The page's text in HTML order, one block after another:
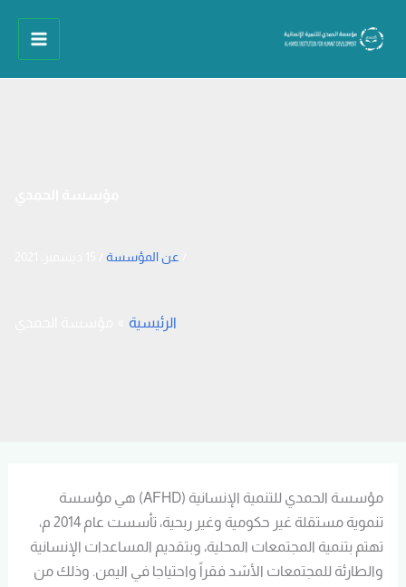
عن المؤسسة
الرئيسية
مؤسسة الحمدي للتنمية الإنسانية (AFHD) هي مؤسسة
تنموية مستقلة غير حكومية وغير ربحية، تأسست عام 2014 م،
تهتم بتنمية المجتمعات المحلية، وبتقديم المساعدات الإنسانية
والطارئة للمجتمعات الأشد فقراً واحتياجا في اليمن. وذلك من